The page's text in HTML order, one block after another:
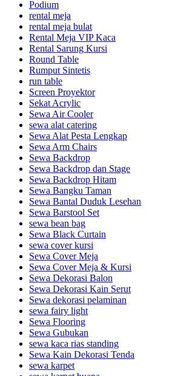
Podium
rental meja
rental meja bulat
Rental Meja VIP Kaca
Rental Sarung Kursi
Round Table
Rumput Sintetis
run table
Screen Proyektor
Sekat Acrylic
Sewa Air Cooler
sewa alat catering
Sewa Alat Pesta Lengkap
Sewa Arm Chairs
Sewa Backdrop
Sewa Backdrop dan Stage
Sewa Backdrop Hitam
Sewa Bangku Taman
Sewa Bantal Duduk Lesehan
Sewa Barstool Set
sewa bean bag
Sewa Black Curtain
sewa cover kursi
Sewa Cover Meja
Sewa Cover Meja & Kursi
Sewa Dekorasi Balon
Sewa Dekorasi Kain Serut
Sewa dekorasi pelaminan
sewa fairy light
Sewa Flooring
Sewa Gubukan
sewa kaca rias standing
Sewa Kain Dekorasi Tenda
sewa karpet